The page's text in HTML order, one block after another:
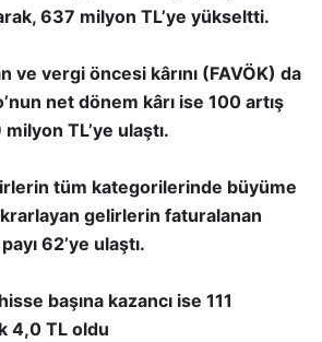
637 milyon TL’ye yükseltti.
ve vergi öncesi kârını (FAVÖK) da
net dönem kârı ise 100 artış
TL’ye ulaştı.
tüm kategorilerinde büyüme
gelirlerin faturalanan
62’ye ulaştı.
hisse başına kazancı ise 111
4,0 TL oldu